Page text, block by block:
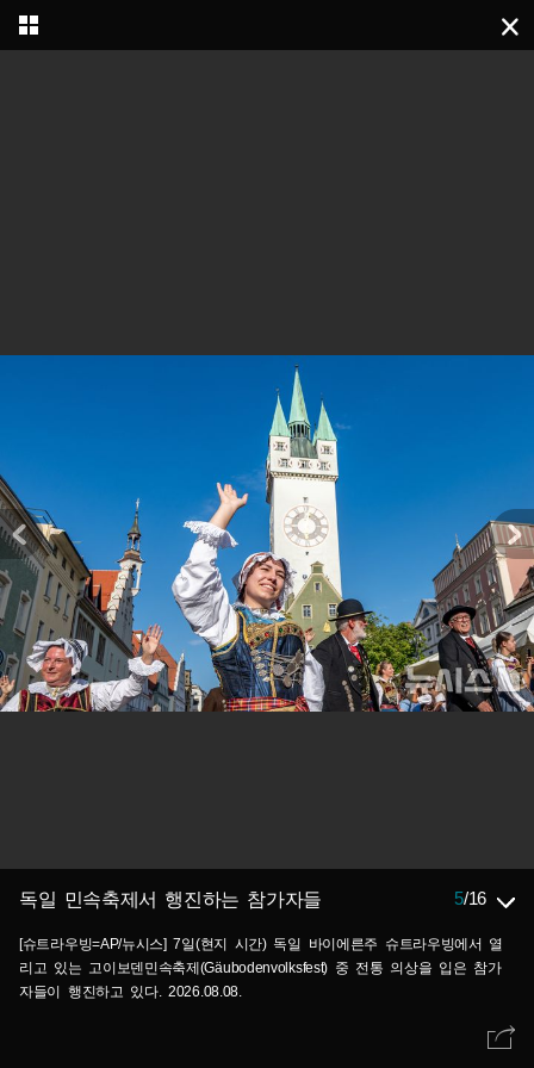
독일 민속축제서 행진하는 참가자들 5/16
[슈트라우빙=AP/뉴시스] 7일(현지 시간) 독일 바이에른주 슈트라우빙에서 열
리고 있는 고이보덴민속축제(Gäubodenvolksfest) 중 전통 의상을 입은 참가
자들이 행진하고 있다. 2026.08.08.